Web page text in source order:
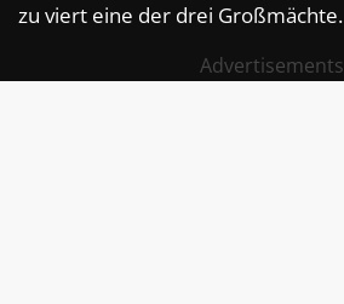
zu viert eine der drei Großmächte.
Advertisements